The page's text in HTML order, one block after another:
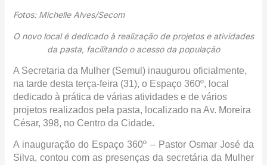
Fotos: Michelle Alves/Secom
O novo local é dedicado à realização de projetos e atividades
da pasta, facilitando o acesso da população
A Secretaria da Mulher (Semul) inaugurou oficialmente,
na tarde desta terça-feira (31), o Espaço 360º, local
dedicado à prática de várias atividades e de vários
projetos realizados pela pasta, localizado na Av. Moreira
César, 398, no Centro da Cidade.
A inauguração do Espaço 360º – Pastor Osmar José da
Silva, contou com as presenças da secretária da Mulher